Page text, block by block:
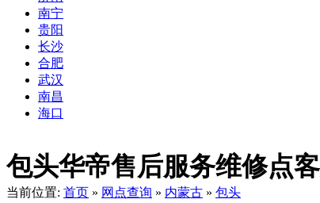
南宁
贵阳
长沙
合肥
武汉
南昌
海口
包头华帝售后服务维修点
当前位置: 首页 » 网点查询 » 内蒙古 » 包头